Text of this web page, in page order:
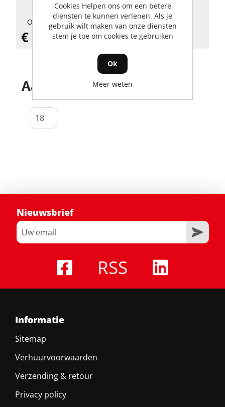
Op voorraad
€ 3.099,00 incl. BTW
Aantal producten tonen
Nieuwsbrief
RSS
Informatie
Sitemap
Verhuurvoorwaarden
Verzending & retour
Privacy policy
Cookies Helpen ons om een betere
diensten te kunnen verlenen. Als je
gebruik wilt maken van onze diensten
stem je toe om cookies te gebruiken
Ok
Meer weten